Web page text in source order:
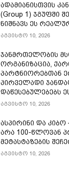
ადამიანისთვის
(Group 1) ჯგუფში
ნიშნავს ეს
აგვისტო 10, 2026
ჯანმრთელობის
ორგანიზაცია,
პარტნიორებთან
პირველადი
დაწესებულებებს
აგვისტო 10, 2026
ასპირინი და
არა 100-წლოვან
მეტასტაზების
აგვისტო 10, 2026